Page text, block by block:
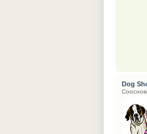
Dog